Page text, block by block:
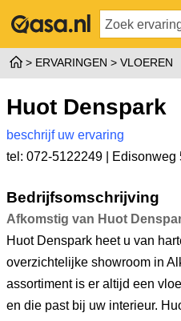
ERVARINGEN VLOEREN
Huot Denspark
beschrijf uw ervaring
tel: 072-5122249 |
Edisonweg
Bedrijfsomschrijving
Afkomstig van Huot
Huot Denspark heet u van
overzichtelijke showroom in
assortiment is er altijd een
en die past bij uw interieur.